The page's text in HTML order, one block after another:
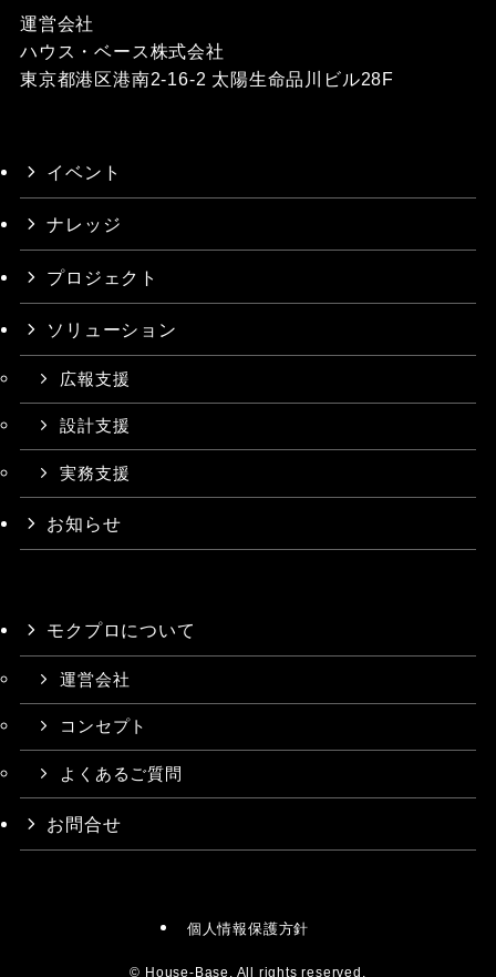
運営会社
ハウス・ベース株式会社
東京都港区港南2-16-2 太陽生命品川ビル28F
イベント
ナレッジ
プロジェクト
ソリューション
広報支援
設計支援
実務支援
お知らせ
モクプロについて
運営会社
コンセプト
よくあるご質問
お問合せ
個人情報保護方針
© House-Base. All rights reserved.